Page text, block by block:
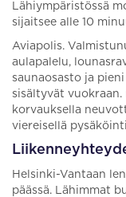
Lähiympäristössä
sijaitsee alle 10
Aviapolis.
aulapalelu,
saunaosasto ja
sisältyvät vuokraan.
korvauksella
viereisellä
Helsinki-Vantaan
päässä. Lähimmat